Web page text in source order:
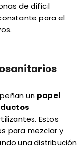
de difícil
para el
un papel
Estos
para mezclar y
una distribución